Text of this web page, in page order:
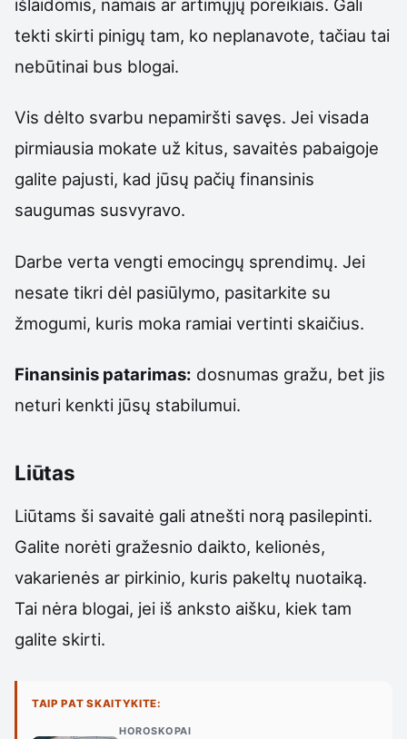
išlaidomis, namais ar artimųjų poreikiais. Gali
tekti skirti pinigų tam, ko neplanavote, tačiau tai
nebūtinai bus blogai.
Vis dėlto svarbu nepamiršti savęs. Jei visada
pirmiausia mokate už kitus, savaitės pabaigoje
galite pajusti, kad jūsų pačių finansinis
saugumas susvyravo.
Darbe verta vengti emocingų sprendimų. Jei
nesate tikri dėl pasiūlymo, pasitarkite su
žmogumi, kuris moka ramiai vertinti skaičius.
Finansinis patarimas: dosnumas gražu, bet jis
neturi kenkti jūsų stabilumui.
Liūtas
Liūtams ši savaitė gali atnešti norą pasilepinti.
Galite norėti gražesnio daikto, kelionės,
vakarienės ar pirkinio, kuris pakeltų nuotaiką.
Tai nėra blogai, jei iš anksto aišku, kiek tam
galite skirti.
TAIP PAT SKAITYKITE:
HOROSKOPAI